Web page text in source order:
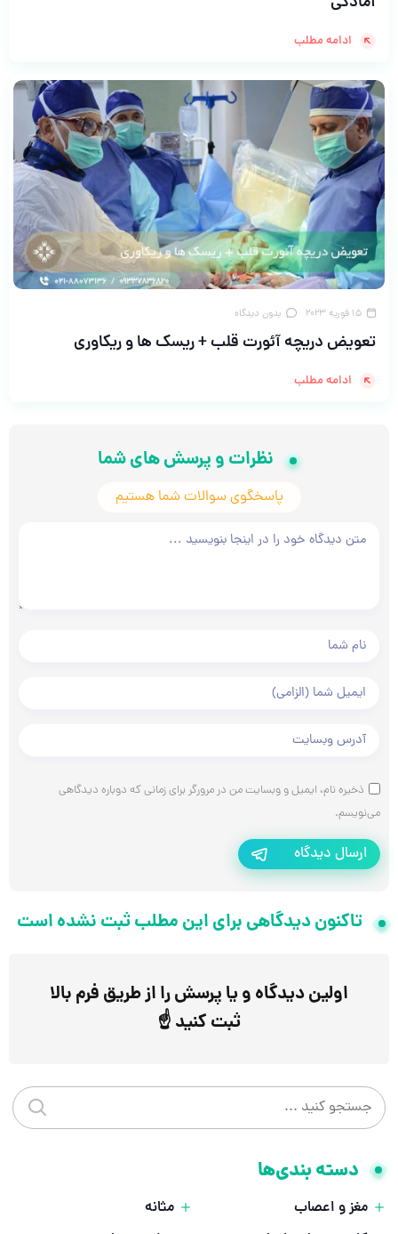
ادامه مطلب
15 فوریه 2023 بدون دیدگاه
تعویض دریچه آئورت قلب + ریسک ها و ریکاوری
ادامه مطلب
نظرات و پرسش های شما
پاسخگوی سوالات شما هستیم
متن دیدگاه شما
نام و نام خانوادگی شما
ایمیل شما
آدرس وبسایت شما
ذخیره نام، ایمیل و وبسایت من در مرورگر برای زمانی که دوباره دیدگاهی
می‌نویسم.
ارسال دیدگاه
تاکنون دیدگاهی برای این مطلب ثبت نشده است
اولین دیدگاه و یا پرسش را از طریق فرم بالا
ثبت کنید ☝️
جستجو در سایت
دسته بندی‌ها
مغز و اعصاب
مثانه